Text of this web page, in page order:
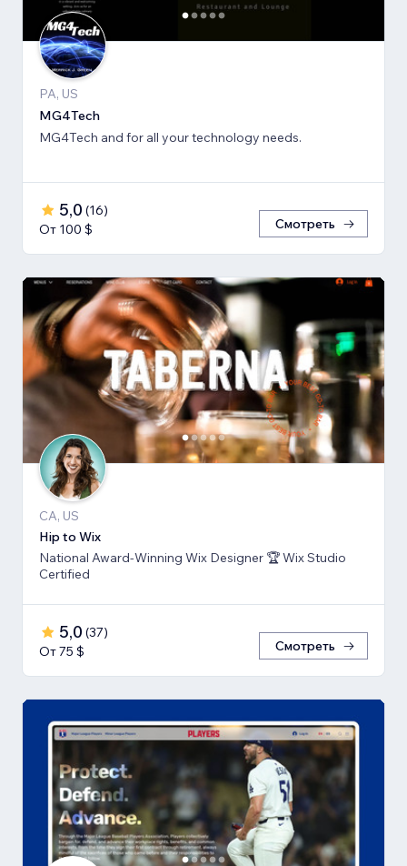
PA, US
MG4Tech
MG4Tech and for all your technology needs.
5,0 (16)
От 100 $
Смотреть
CA, US
Hip to Wix
National Award-Winning Wix Designer 🏆 Wix Studio
Certified
5,0 (37)
От 75 $
Смотреть